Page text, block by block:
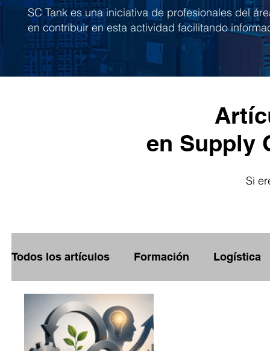
SC Tank es una iniciativa de profesionales del
en contribuir en esta actividad facilitando
en Supply
Si
Todos los artículos Formación Logística
Empleo Comercio Exterior